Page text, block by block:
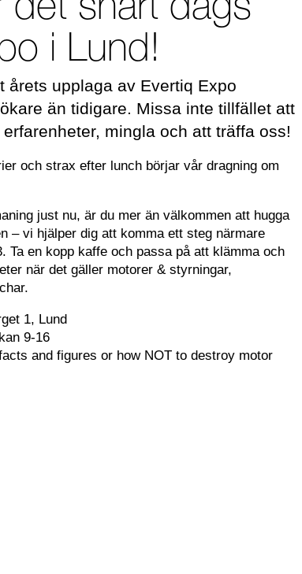
i Lund!
årets upplaga av Evertiq Expo
än tidigare. Missa inte tillfället att
mingla och att träffa oss!
och strax efter lunch börjar vår dragning om
just nu, är du mer än välkommen att hugga
– vi hjälper dig att komma ett steg närmare
Ta en kopp kaffe och passa på att klämma och
när det gäller motorer & styrningar,
1, Lund
9-16
and figures or how NOT to destroy motor